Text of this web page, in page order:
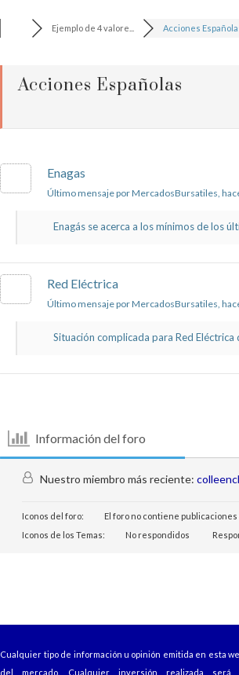
Ejemplo de 4 valore... Acciones
Acciones Españolas
Enagas
Último mensaje por MercadosBursatiles ,
Enagás se acerca a los mínimos de los
Red Eléctrica
Último mensaje por MercadosBursatiles ,
Situación complicada para Red Eléctrica
Información del foro
Nuestro miembro más reciente:
Iconos del foro: El foro no contiene
Iconos de los Temas:
No respondidos
Cualquier tipo de información u opinión emitida en esta
del mercado. Cualquier inversión realizada